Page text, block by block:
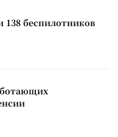
беспилотников